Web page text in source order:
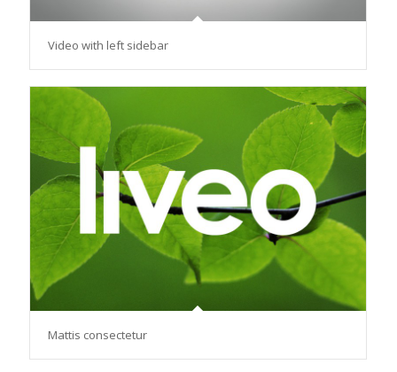
Video with left sidebar
Mattis consectetur